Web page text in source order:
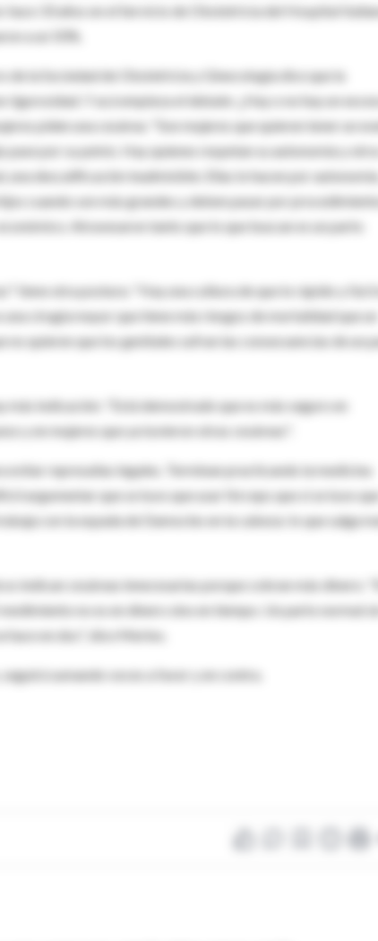
hace 33 años en el Servicio de Obstetricia del Hospital
a un 50%.
la Sociedad de Obstetricia y Ginecología dice que la
rigurosidad. Y acá empieza el debate: ¿Hay o no hay un
piden una cesárea: "Son mujeres que quieren tener un
por su pelvis. Hay quienes respetan su autonomía y
una descalificación inadmisible. Ellas lo hacen por
cuando son más grandes y deben pasar por
Atravesaron tanto que lo que buscan es un parto
tiene otra postura: "Hay una cultura de que lo rápido y fácil
una cirugía mayor que tiene más riesgos de mortalidad que un
quieren que los genitales sufran las consecuencias de un
indicación: "Está demostrado que es más seguro en
y en mujeres que ya tuvieron otras cesáreas".
evitar represalias legales. Terminan practicando la medicina
argumentar que se tuvo que usar fórceps que si se tuvo
con la espada de Damocles en la cabeza: lo que salga
indican cesáreas innecesarias porque cobran más dinero:
no es en dinero sino en tiempo. Un parto normal
hace en dos", dice Merino.
sumando voces a favor y en contra.